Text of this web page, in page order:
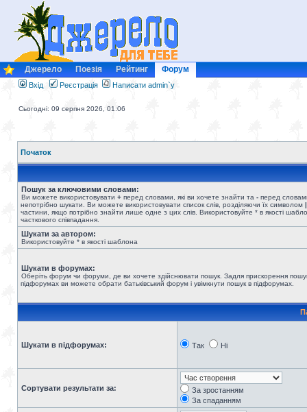
Джерело Поезія Рейтинг Форум
Вхід Реєстрація Написати admin`у
Сьогодні: 09 серпня 2026, 01:06
Початок
Пошук за ключовими словами:
Ви можете використовувати + перед словами, які ви хочете знайти та - перед
непотрібно шукати. Ви можете використовувати список слів, розділяючи їх символом |
частини, якщо потрібно знайти лише одне з цих слів. Використовуйте * в якості
часткового співпадання.
Шукати за автором:
Використовуйте * в якості шаблона
Шукати в форумах:
Оберіть форум чи форуми, де ви хочете здійснювати пошук. Задля прискорення
підфорумах ви можете обрати батьківський форум і увімкнути пошук в підфорумах.
Шукати в підфорумах: Так Ні
Сортувати результати за:
За зростанням
За спаданням